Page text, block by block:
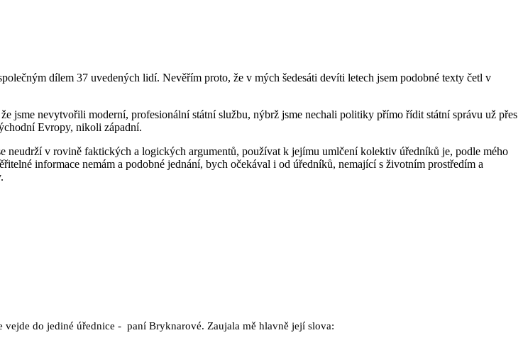
dílem 37 uvedených lidí. Nevěřím proto, že v mých šedesáti devíti letech jsem podobné texty četl v
jsme nevytvořili moderní, profesionální státní službu, nýbrž jsme nechali politiky přímo řídit státní správu už přes
Evropy, nikoli západní.
neudrží v rovině faktických a logických argumentů, používat k jejímu umlčení kolektiv úředníků je, podle mého
informace nemám a podobné jednání, bych očekával i od úředníků, nemající s životním prostředím a
do jediné úřednice - paní Bryknarové. Zaujala mě hlavně její slova: